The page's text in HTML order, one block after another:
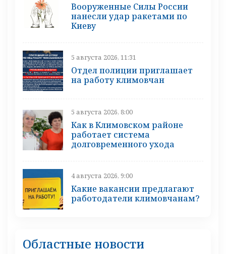
Вооруженные Силы России
нанесли удар ракетами по
Киеву
5 августа 2026, 11:31
Отдел полиции приглашает
на работу климовчан
5 августа 2026, 8:00
Как в Климовском районе
работает система
долговременного ухода
4 августа 2026, 9:00
Какие вакансии предлагают
работодатели климовчанам?
Областные новости